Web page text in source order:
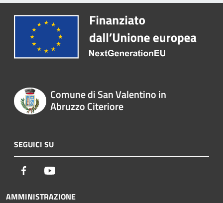
Comune di San Valentino in
Abruzzo Citeriore
SEGUICI SU
Facebook
AMMINISTRAZIONE